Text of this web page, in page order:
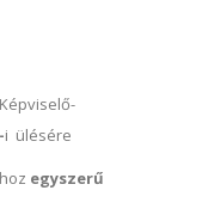
i ülésére
egyszerű